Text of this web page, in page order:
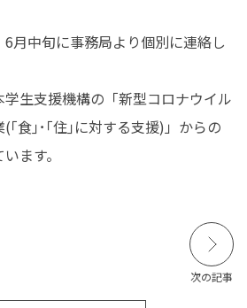
月中旬に事務局より個別に連絡し
生支援機構の「新型コロナウイル
｢食｣･｢住｣に対する支援)」からの
ます。
次の記事